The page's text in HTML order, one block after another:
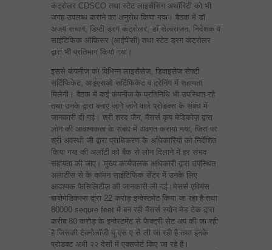
कंट्रोलर CDSCO तथा स्टेट लाइसेंसिंग अथॉरिटी को भी
जगह उपलब्ध कराने का अनुरोध किया गया। बैठक में डॉ
अजय सचान, डिप्टी ड्रग कंट्रोलर, डॉ सेल्वराजन, निदेशक व
साइंटिफिक ऑफ़िसर (आईपीसी) तथा स्टेट ड्रग कंट्रोलर
द्वारा भी प्रतिभाग किया गया।
इससे कंपनीज को विभिन्न लाइसेंसेज, डिवाइसेज सेफ्टी
सर्टिफिकेट, आईएसओ सर्टिफिकेट व ट्रेनिंग में सहायता
मिलेगी। बैठक में कई कंपनीज के प्रतिनिधि भी उपस्थित रहे
तथा उनके द्वारा बनाए जाने जाने वाले प्रोडक्स के संबंध में
जानकारी दी गई। श्री शरद जैन, मैसर्स कृष मेडिकोज़ द्वारा
लोन की आवश्यकता के संबंध में अवगत कराया गया, जिस पर
श्री अवस्थी जी द्वारा प्राधिकरण के अधिकारियों को निर्देशित
किया गया की अलॉटी को बैंक से लोन दिलाने में हर संभव
सहायता की जाए। मुख्य कार्यपालक अधिकारी द्वारा उपस्थित
अलाटीस से के कॉमन साइंटिफिक सेंटर में उनके लिए
आवश्यक फैसिलिटीज़ की जानकारी ली गई।मेसर्स एवियंस
बायोमेडिकल्स द्वारा 22 करोड़ इन्वेस्टमेंट किया जा रहा है तथा
80000 sequre feet में बन रही मैसर्स स्योन मेड टेक द्वारा
करीब 80 करोड़ के इन्वेस्टमेंट से फैक्ट्री सेट अप की जा रही
है जिसकी टेक्नोलॉजी यू एस ए से ली जा रही है तथा इनके
प्रोडक्ट अभी २२ देसों में एक्सपोर्ट किए जा रहे हैं।